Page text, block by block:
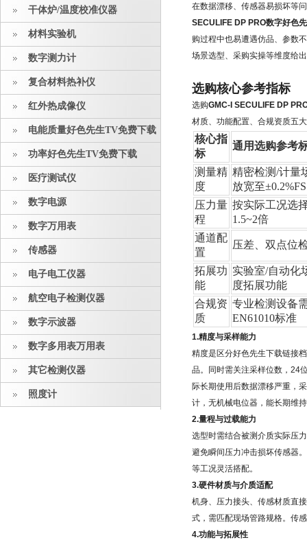
干体炉/温度校准仪器
材料实验机
数字测力计
复合材料热补仪
红外热成像仪
电能质量好色先生TV免费下载
功率好色先生TV免费下载
医疗测试仪
数字电源
数字万用表
传感器
电子电工仪器
航空电子检测仪器
数字示波器
数字多用表万用表
其它检测仪器
照度计
在数据漂移、传感器易损坏等
SECULIFE DP PRO数字好色
购过程中也易遭遇仿品、参数
场景选型、采购实操等维度给
选购核心参考指标
选购GMC-I SECULIFE DP
材质、功能配置、合规资质五
核心指
标
通用选购参考
测量精
度
精密检测/计量
放宽至±0.2%FS
压力量
程
按实际工况选
1.5~2倍
通道配
置
压差、双点位
拓展功
能
实验室/自动化
度拓展功能
合规资
质
专业检测设备
EN61010标准
1.精度与采样能力
精度是区分好色先生下载链接
品。同时需关注采样位数，24
际长期使用后数据漂移严重，
计，无机械电位器，能长期维
2.量程与过载能力
选型时需结合被测介质实际压
避免瞬间压力冲击损坏传感器
等工况灵活搭配。
3.硬件材质与介质适配
机身、压力接头、传感材质直
式，需匹配现场管路规格。传
4.功能与拓展性